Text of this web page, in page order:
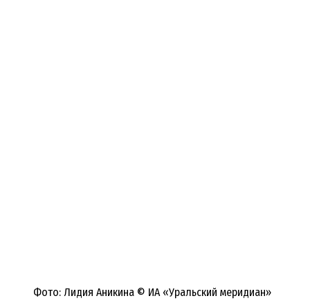
Фото: Лидия Аникина © ИА «Уральский меридиан»